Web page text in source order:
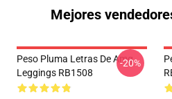
Mejores
Peso Pluma Letras De Amg
Leggings RB1508
-20%